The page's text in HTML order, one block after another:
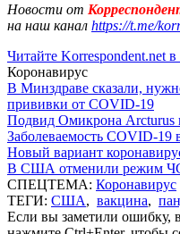
Новости от
на наш канал https://t.me/
Читайте Korrespondent.net
Коронавирус
В Минздраве сказали,
прививки от COVID-19
Подвид Омикрона Arcturus
Заболеваемость COVID-19
Новый вариант
В США отменили режим
СПЕЦТЕМА: Коронавирус
ТЕГИ: США, вакцина,
Если вы заметили ошибку,